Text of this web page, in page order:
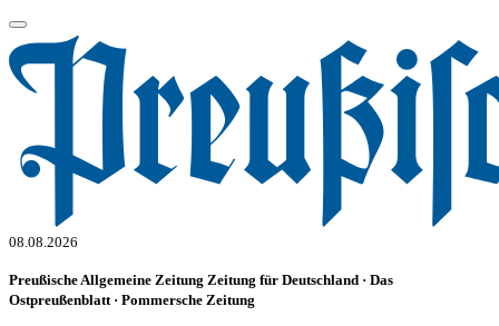
08.08.2026
Preußische Allgemeine Zeitung Zeitung für Deutschland · Das
Ostpreußenblatt · Pommersche Zeitung